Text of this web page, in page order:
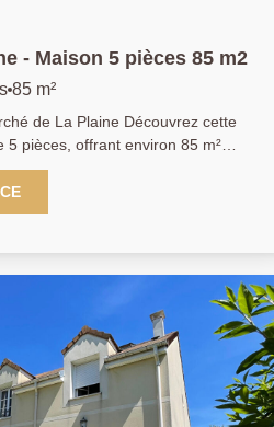
- Maison 5 pièces 85 m2
85 m²
Découvrez cette
5 pièces, offrant environ 85 m²
m², idéalement située dans le
une cuisine indépendante, un séjour
une
pièce supplémentaire, idéale pour
un espace de rangement selon vos
et de nombreux espaces de